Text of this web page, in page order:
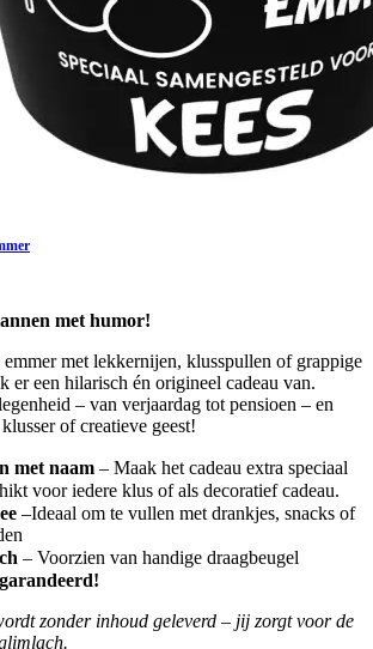
met humor!
met lekkernijen, klusspullen of grappige
er een hilarisch én origineel cadeau van.
– van verjaardag tot pensioen – en
of creatieve geest!
met naam – Maak het cadeau extra speciaal
voor iedere klus of als decoratief cadeau.
–Ideaal om te vullen met drankjes, snacks of
– Voorzien van handige draagbeugel
zonder inhoud geleverd – jij zorgt voor de